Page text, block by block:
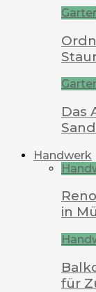
Das
Handwerk
in
für